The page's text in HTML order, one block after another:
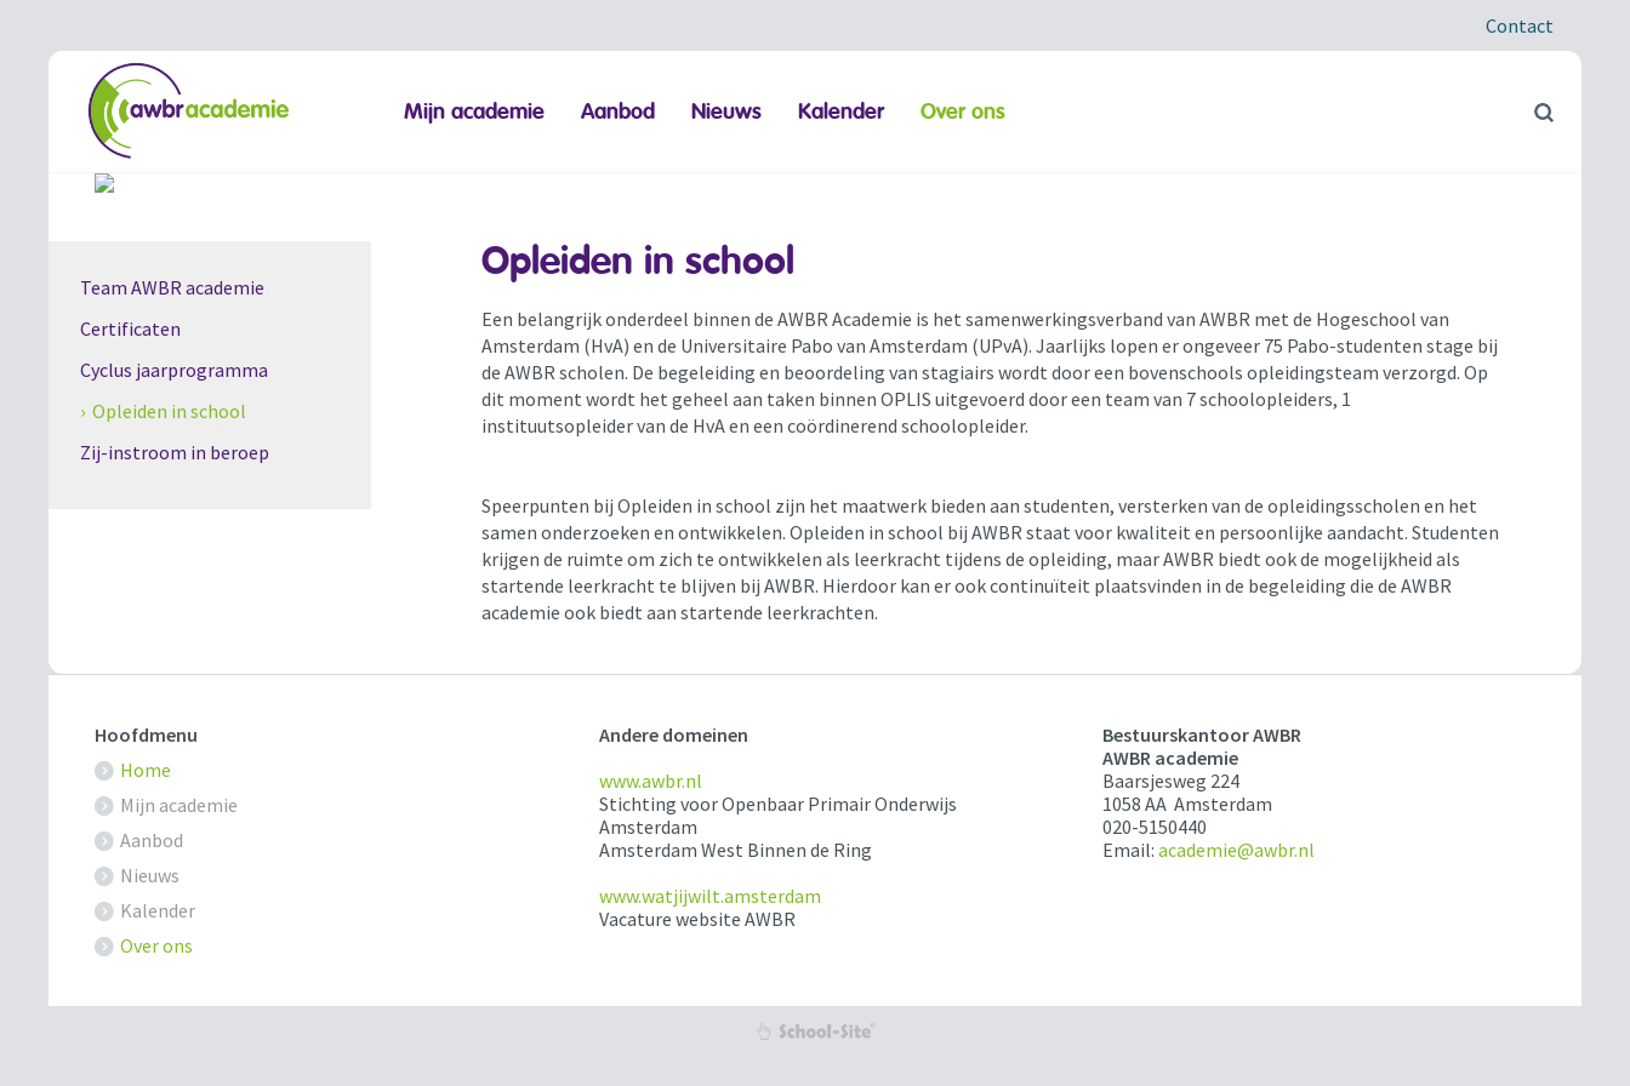
Contact
Mijn academie Aanbod Nieuws Kalender Over ons
Team AWBR academie
Certificaten
Cyclus jaarprogramma
› Opleiden in school
Zij-instroom in beroep
Opleiden in school
Een belangrijk onderdeel binnen de AWBR Academie is het samenwerkingsverband van AWBR met de Hogeschool van
Amsterdam (HvA) en de Universitaire Pabo van Amsterdam (UPvA). Jaarlijks lopen er ongeveer 75 Pabo-studenten stage bij
de AWBR scholen. De begeleiding en beoordeling van stagiairs wordt door een bovenschools opleidingsteam verzorgd. Op
dit moment wordt het geheel aan taken binnen OPLIS uitgevoerd door een team van 7 schoolopleiders, 1
instituutsopleider van de HvA en een coördinerend schoolopleider.
Speerpunten bij Opleiden in school zijn het maatwerk bieden aan studenten, versterken van de opleidingsscholen en het
samen onderzoeken en ontwikkelen. Opleiden in school bij AWBR staat voor kwaliteit en persoonlijke aandacht. Studenten
krijgen de ruimte om zich te ontwikkelen als leerkracht tijdens de opleiding, maar AWBR biedt ook de mogelijkheid als
startende leerkracht te blijven bij AWBR. Hierdoor kan er ook continuïteit plaatsvinden in de begeleiding die de AWBR
academie ook biedt aan startende leerkrachten.
Hoofdmenu
Home
Mijn academie
Aanbod
Nieuws
Kalender
Over ons
Andere domeinen
www.awbr.nl
Stichting voor Openbaar Primair Onderwijs
Amsterdam
Amsterdam West Binnen de Ring
www.watjijwilt.amsterdam
Vacature website AWBR
Bestuurskantoor AWBR
AWBR academie
Baarsjesweg 224
1058 AA Amsterdam
020-5150440
Email:academie@awbr.nl